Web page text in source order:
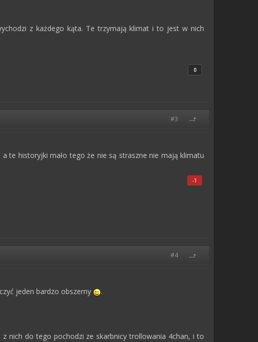
z każdego kąta. Te trzymają klimat i to jest w nich
0
#3
te historyjki mało tego że nie są straszne nie mają klimatu
-1
#4
jeden bardzo obszerny .
z nich do tego pochodzi ze skarbnicy trollowania 4chan, i to